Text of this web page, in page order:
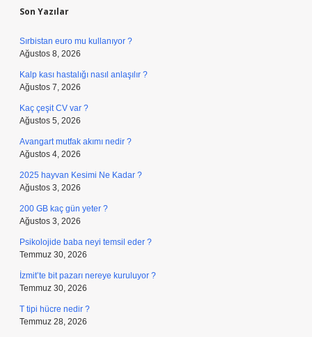
Son Yazılar
Sırbistan euro mu kullanıyor ?
Ağustos 8, 2026
Kalp kası hastalığı nasıl anlaşılır ?
Ağustos 7, 2026
Kaç çeşit CV var ?
Ağustos 5, 2026
Avangart mutfak akımı nedir ?
Ağustos 4, 2026
2025 hayvan Kesimi Ne Kadar ?
Ağustos 3, 2026
200 GB kaç gün yeter ?
Ağustos 3, 2026
Psikolojide baba neyi temsil eder ?
Temmuz 30, 2026
İzmit’te bit pazarı nereye kuruluyor ?
Temmuz 30, 2026
T tipi hücre nedir ?
Temmuz 28, 2026